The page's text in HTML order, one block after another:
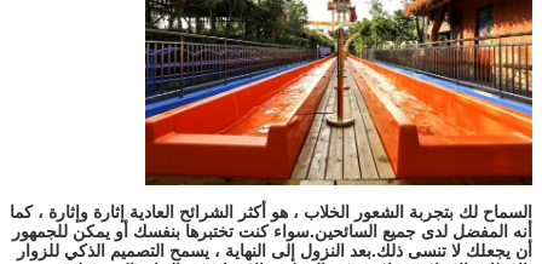
السماح لك بتجربة الشعور الخلاب ، هو أكثر الشرائح العادية إثارة وإثارة ، كما
أنه المفضل لدى جميع السائحين.سواء كنت تختبرها بنفسك أو يمكن للجمهور
أن يجعلك لا تنسى ذلك.بعد النزول إلى النهاية ، يسمح التصميم الذكي للزوار